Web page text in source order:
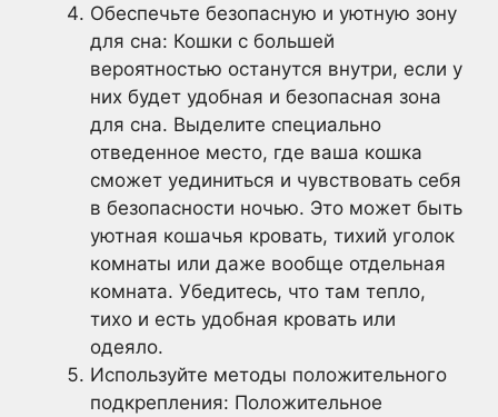
Обеспечьте безопасную и уютную зону
для сна: Кошки с большей
вероятностью останутся внутри, если у
них будет удобная и безопасная зона
для сна. Выделите специально
отведенное место, где ваша кошка
сможет уединиться и чувствовать себя
в безопасности ночью. Это может быть
уютная кошачья кровать, тихий уголок
комнаты или даже вообще отдельная
комната. Убедитесь, что там тепло,
тихо и есть удобная кровать или
одеяло.
Используйте методы положительного
подкрепления: Положительное